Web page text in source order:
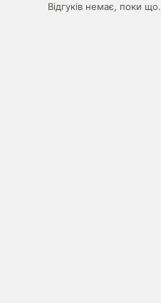
Відгуків немає, поки що.